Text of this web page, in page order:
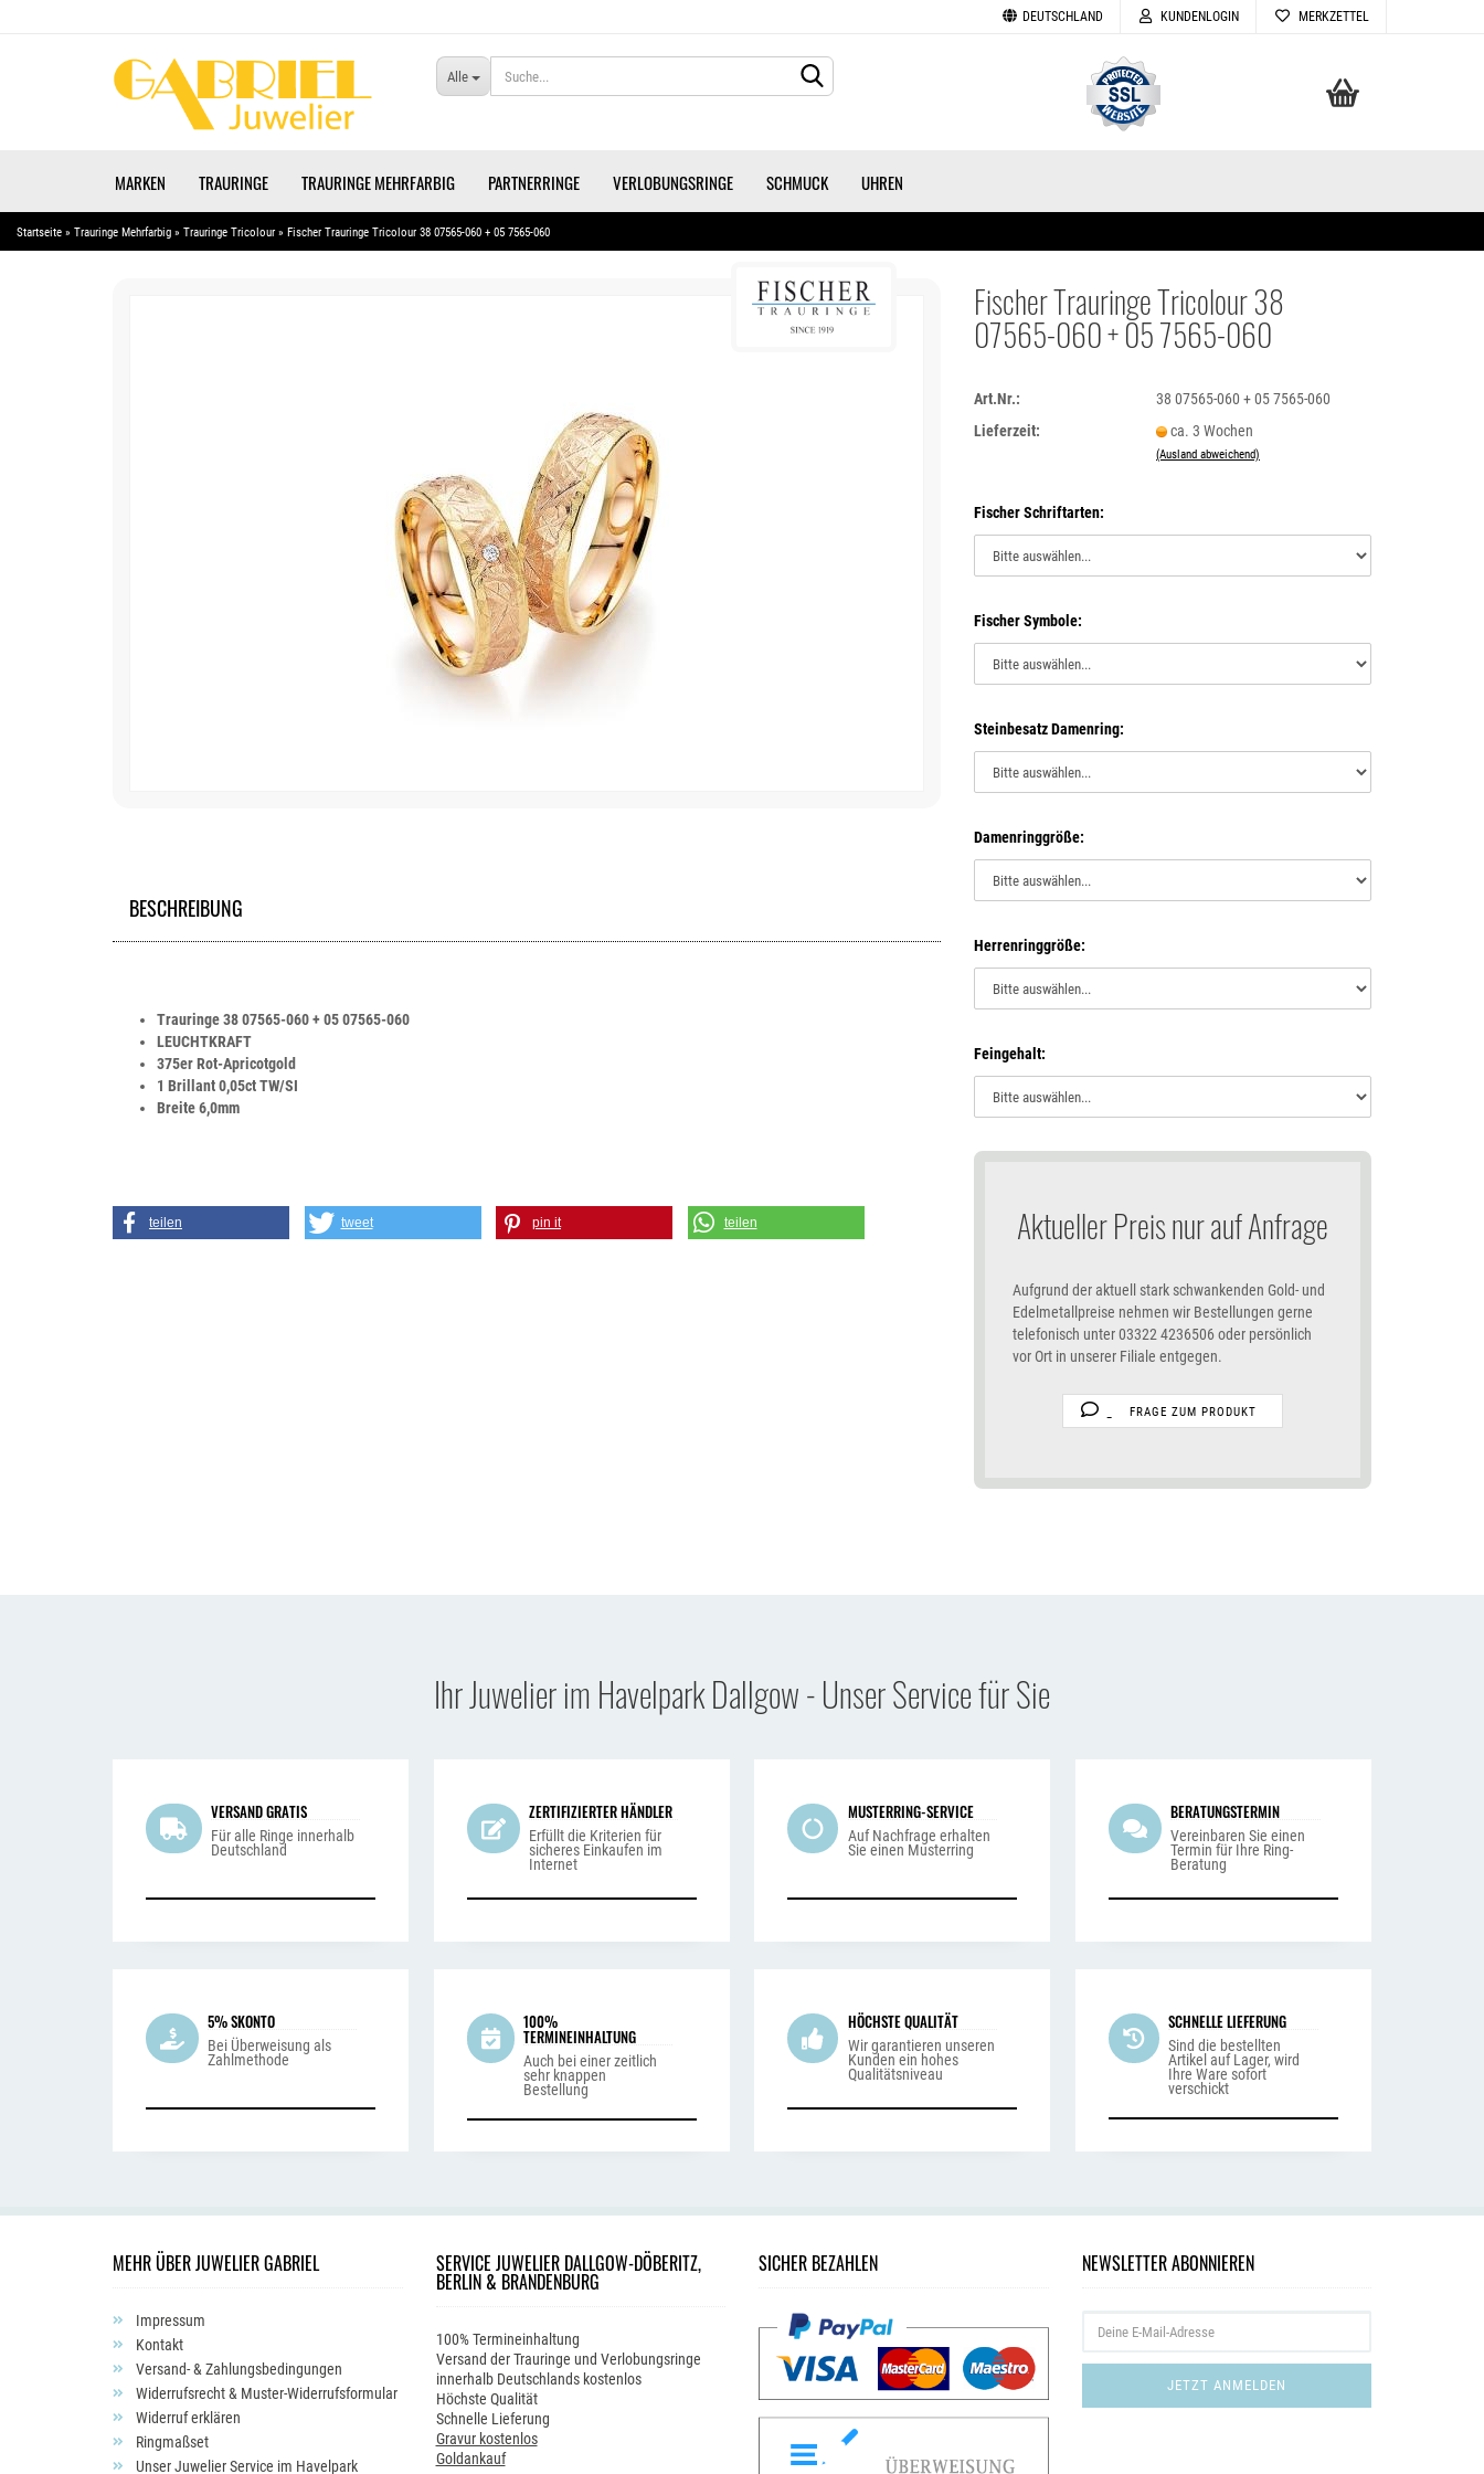
DEUTSCHLAND
Lieferland
KUNDENLOGIN
KONTO ERSTELLEN
MERKZETTEL
Alle
MARKEN TRAURINGE TRAURINGE MEHRFARBIG PARTNERRINGE VERLOBUNGSRINGE SCHMUCK UHREN
Startseite » Trauringe Mehrfarbig » Trauringe Tricolour » Fischer Trauringe Tricolour 38 07565-060 + 05 7565-060
Fischer Trauringe Tricolour 38
07565-060 + 05 7565-060
Art.Nr.:
38 07565-060 + 05 7565-060
Lieferzeit:
ca. 3 Wochen
(Ausland abweichend)
Fischer Schriftarten:
Fischer Symbole:
Steinbesatz Damenring:
Damenringgröße:
Herrenringgröße:
Feingehalt:
Aktueller Preis nur auf Anfrage
Aufgrund der aktuell stark schwankenden Gold- und
Edelmetallpreise nehmen wir Bestellungen gerne
telefonisch unter 03322 4236506 oder persönlich
vor Ort in unserer Filiale entgegen.
FRAGE ZUM PRODUKT
BESCHREIBUNG
Trauringe 38 07565-060 + 05 07565-060
LEUCHTKRAFT
375er Rot-Apricotgold
1 Brillant 0,05ct TW/SI
Breite 6,0mm
teilen tweet pin it teilen
Ihr Juwelier im Havelpark Dallgow - Unser Service für Sie
VERSAND GRATIS
Für alle Ringe innerhalb
Deutschland
ZERTIFIZIERTER HÄNDLER
Erfüllt die Kriterien für
sicheres Einkaufen im
Internet
MUSTERRING-SERVICE
Auf Nachfrage erhalten
Sie einen Musterring
BERATUNGSTERMIN
Vereinbaren Sie einen
Termin für Ihre Ring-
Beratung
5% SKONTO
Bei Überweisung als
Zahlmethode
100%
TERMINEINHALTUNG
Auch bei einer zeitlich
sehr knappen
Bestellung
HÖCHSTE QUALITÄT
Wir garantieren unseren
Kunden ein hohes
Qualitätsniveau
SCHNELLE LIEFERUNG
Sind die bestellten
Artikel auf Lager, wird
Ihre Ware sofort
verschickt
MEHR ÜBER JUWELIER GABRIEL
Impressum
Kontakt
Versand- & Zahlungsbedingungen
Widerrufsrecht & Muster-Widerrufsformular
Widerruf erklären
Ringmaßset
Unser Juwelier Service im Havelpark
SERVICE JUWELIER DALLGOW-DÖBERITZ,
BERLIN & BRANDENBURG
100% Termineinhaltung
Versand der Trauringe und Verlobungsringe
innerhalb Deutschlands kostenlos
Höchste Qualität
Schnelle Lieferung
Gravur kostenlos
Goldankauf
SICHER BEZAHLEN NEWSLETTER ABONNIEREN